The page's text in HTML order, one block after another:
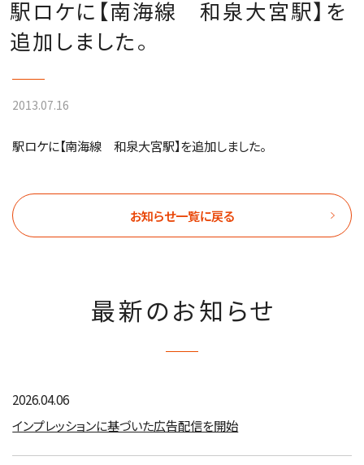
駅ロケに【南海線 和泉大宮駅】を
追加しました。
2013.07.16
駅ロケに【南海線 和泉大宮駅】を追加しました。
お知らせ一覧に戻る
最新のお知らせ
2026.04.06
インプレッションに基づいた広告配信を開始